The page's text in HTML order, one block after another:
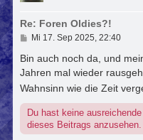
Re: Foren Oldies?!
B
i
r
a
Mi 17. Sep 2025, 22:40
Bin auch noch da, und
Jahren mal wieder
Wahnsinn wie die Zeit
Du hast keine
dieses Beitrags anzusehen.